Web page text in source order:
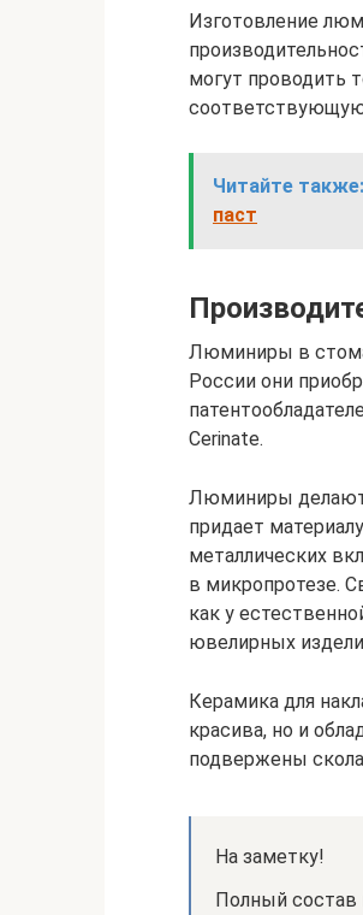
Изготовление
могут проводить
Читайте также:
паст
Люминиры в
России они
Cerinate.
Люминиры делают
придает
металлических
в микропротезе.
как у
ювелирных
Керамика для
красива, но и
подвержены
На заметку!
Полный состав